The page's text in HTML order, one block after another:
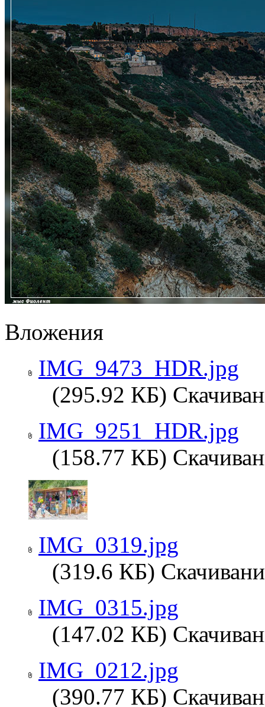
Вложения
IMG_9473_HDR.jpg
(295.92 КБ)
IMG_9251_HDR.jpg
(158.77 КБ)
IMG_0319.jpg
(319.6 КБ)
IMG_0315.jpg
(147.02 КБ)
IMG_0212.jpg
(390.77 КБ)